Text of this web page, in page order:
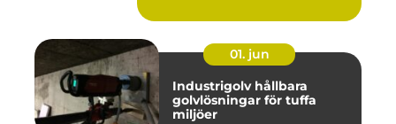
01. jun
Industrigolv hållbara
golvlösningar för tuffa
miljöer